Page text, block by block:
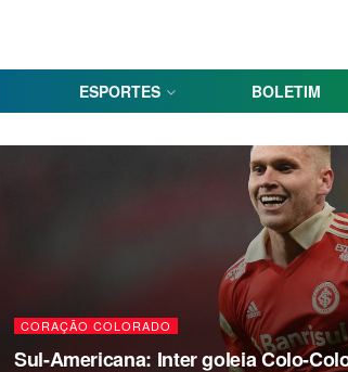
ESPORTES BOLETIM
CORAÇÃO COLORADO
Sul-Americana: Inter goleia Colo-